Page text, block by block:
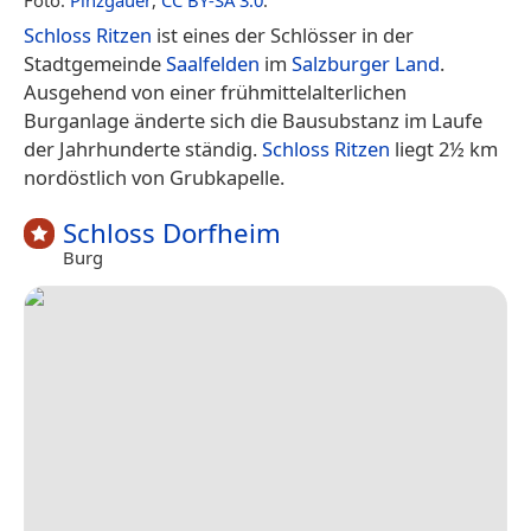
Schloss Ritzen ist eines der Schlösser in der
StadtgemeindeSaalfelden im Salzburger Land.
Ausgehend von einer frühmittelalterlichen
Burganlage änderte sich die Bausubstanz im Laufe
der Jahrhunderte ständig.Schloss Ritzen liegt 2½ km
nordöstlich von Grubkapelle.
Schloss Dorfheim
Burg